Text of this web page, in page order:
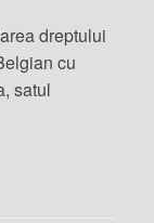
dreptului
cu
satul